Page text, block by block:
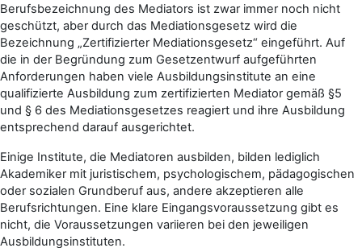
Berufsbezeichnung des Mediators ist zwar immer noch nicht
geschützt, aber durch das Mediationsgesetz wird die
Bezeichnung „Zertifizierter Mediationsgesetz“ eingeführt. Auf
die in der Begründung zum Gesetzentwurf aufgeführten
Anforderungen haben viele Ausbildungsinstitute an eine
qualifizierte Ausbildung zum zertifizierten Mediator gemäß §5
und § 6 des Mediationsgesetzes reagiert und ihre Ausbildung
entsprechend darauf ausgerichtet.
Einige Institute, die Mediatoren ausbilden, bilden lediglich
Akademiker mit juristischem, psychologischem, pädagogischen
oder sozialen Grundberuf aus, andere akzeptieren alle
Berufsrichtungen. Eine klare Eingangsvoraussetzung gibt es
nicht, die Voraussetzungen variieren bei den jeweiligen
Ausbildungsinstituten.